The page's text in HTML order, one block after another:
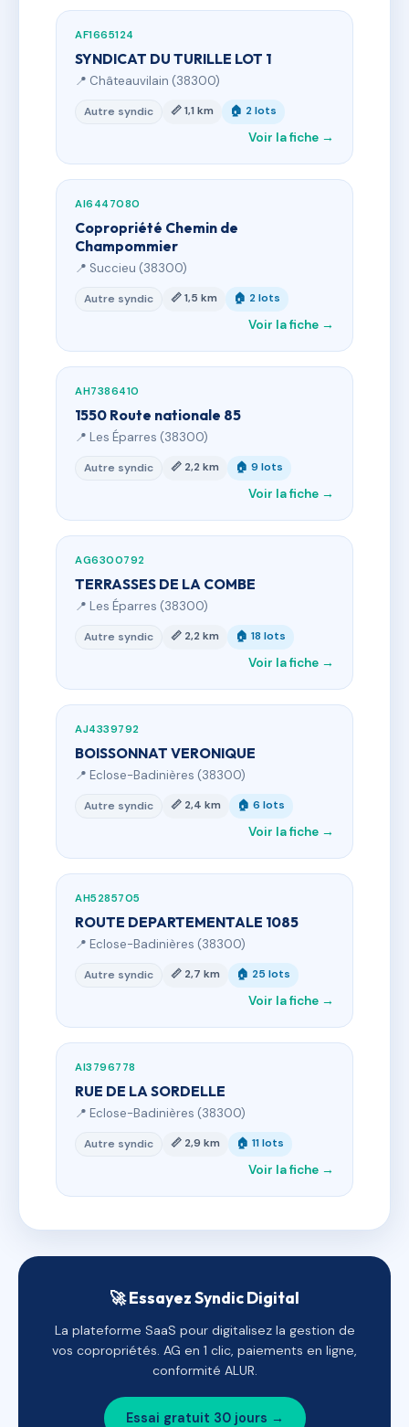
AF1665124
SYNDICAT DU TURILLE LOT 1
📍 Châteauvilain (38300)
Autre syndic 📏 1,1 km 🏠 2 lots
Voir la fiche →
AI6447080
Copropriété Chemin de
Champommier
📍 Succieu (38300)
Autre syndic 📏 1,5 km 🏠 2 lots
Voir la fiche →
AH7386410
1550 Route nationale 85
📍 Les Éparres (38300)
Autre syndic 📏 2,2 km 🏠 9 lots
Voir la fiche →
AG6300792
TERRASSES DE LA COMBE
📍 Les Éparres (38300)
Autre syndic 📏 2,2 km 🏠 18 lots
Voir la fiche →
AJ4339792
BOISSONNAT VERONIQUE
📍 Eclose-Badinières (38300)
Autre syndic 📏 2,4 km 🏠 6 lots
Voir la fiche →
AH5285705
ROUTE DEPARTEMENTALE 1085
📍 Eclose-Badinières (38300)
Autre syndic 📏 2,7 km 🏠 25 lots
Voir la fiche →
AI3796778
RUE DE LA SORDELLE
📍 Eclose-Badinières (38300)
Autre syndic 📏 2,9 km 🏠 11 lots
Voir la fiche →
🚀 Essayez Syndic Digital
La plateforme SaaS pour digitalisez la gestion de
vos copropriétés. AG en 1 clic, paiements en ligne,
conformité ALUR.
Essai gratuit 30 jours →